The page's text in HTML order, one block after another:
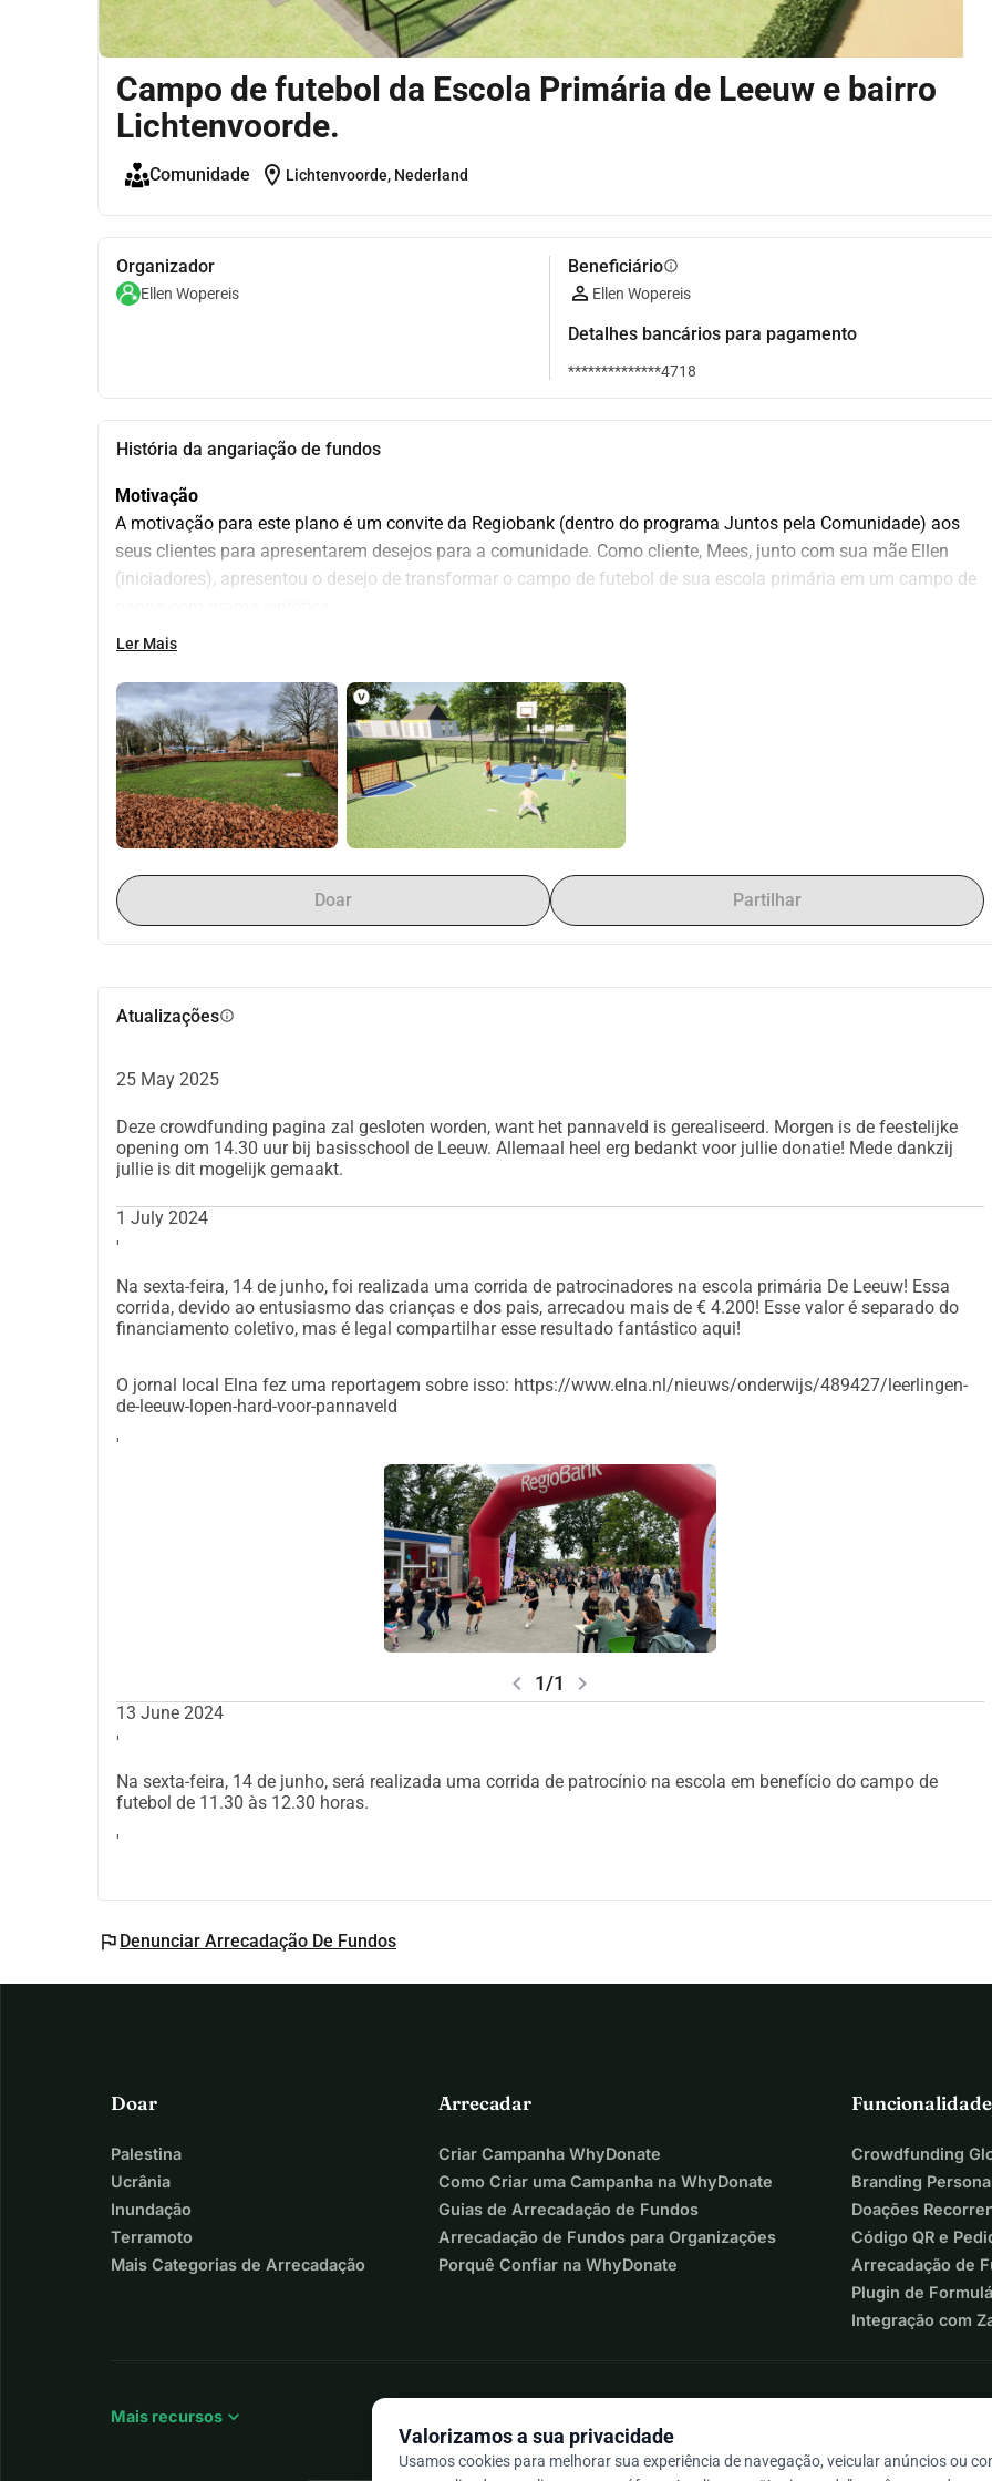
Campo de futebol da Escola Primária de Leeuw e bairro
Lichtenvoorde.
Comunidade location_on Lichtenvoorde, Nederland
Organizador
Ellen Wopereis
Beneficiárioinfo
Ellen Wopereis
Detalhes bancários para pagamento
**************4718
História da angariação de fundos
Motivação
A motivação para este plano é um convite da Regiobank (dentro do programa Juntos pela Comunidade) aos
seus clientes para apresentarem desejos para a comunidade. Como cliente, Mees, junto com sua mãe Ellen
(iniciadores), apresentou o desejo de transformar o campo de futebol de sua escola primária em um campo de
Para realizar o campo, será necessário arrecadar dinheiro. Através de subsídios, patrocinadores, crowdfunding
Como mencionado anteriormente, trata-se de um desejo comunitário. A intenção é que o que for realizado
contribua para a qualidade de vida na comunidade. Acreditamos que isso será o caso, pois o campo de panna
é um ótimo espaço de lazer para os jovens nas proximidades da escola. Um campo desse tipo ainda não existe
nesta área de Lichtenvoorde. Além disso, o campo também pode ser utilizado para aulas de educação física
para os alunos da escola primária.
Situação atual
A situação atual é que o campo está sendo usado como campo de futebol para os alunos do ensino
fundamental e, durante o outono e inverno, em dias de mau tempo, não é utilizável devido ao solo lamacento
(lama, etc.). Ao transformá-lo em um campo de panna com grama sintética, será possível utilizá-lo por um
A colaboração com a escola primária de Leeuw é muito importante para a realização deste projeto. Eles estão
utilizada como um canal de comunicação para ouvir o que pensavam sobre a iniciativa.
realização deste projeto. O trabalho com jovens Mazzel também está envolvido no projeto e ajuda sempre que
necessário.
entusiasmados com a iniciativa cidadã e, além de estimular o esporte e a atividade física, também desejam
contribuir financeiramente para a realização do projeto.
Para a realização do campo de panna, é necessário um total de aproximadamente 50.000,-. Queremos verificar
se é possível reduzir o valor executando algumas tarefas nós mesmos. Para isso, ainda precisamos levantar
Mees ficaria muito feliz se este projeto puder ser realizado e se os alunos da escola e as crianças da
comunidade (fora do horário escolar) puderem desfrutar do campo de panna com muito prazer.
Ler Mais
Doar Partilhar
Atualizaçõesinfo
25 May 2025
Deze crowdfunding pagina zal gesloten worden, want het pannaveld is gerealiseerd. Morgen is de feestelijke
opening om 14.30 uur bij basisschool de Leeuw. Allemaal heel erg bedankt voor jullie donatie! Mede dankzij
jullie is dit mogelijk gemaakt.
1 July 2024
'
Na sexta-feira, 14 de junho, foi realizada uma corrida de patrocinadores na escola primária De Leeuw! Essa
corrida, devido ao entusiasmo das crianças e dos pais, arrecadou mais de € 4.200! Esse valor é separado do
financiamento coletivo, mas é legal compartilhar esse resultado fantástico aqui!
O jornal local Elna fez uma reportagem sobre isso: https://www.elna.nl/nieuws/onderwijs/489427/leerlingen-
de-leeuw-lopen-hard-voor-pannaveld
'
chevron_left 1/1 chevron_right
13 June 2024
'
Na sexta-feira, 14 de junho, será realizada uma corrida de patrocínio na escola em benefício do campo de
futebol de 11.30 às 12.30 horas.
'
flag Denunciar Arrecadação De Fundos
Doar
Palestina
Ucrânia
Inundação
Terramoto
Mais Categorias de Arrecadação
Arrecadar
Criar Campanha WhyDonate
Como Criar uma Campanha na WhyDonate
Guias de Arrecadação de Fundos
Arrecadação de Fundos para Organizações
Porquê Confiar na WhyDonate
Crowdfunding
Branding
Doações
Código QR e
Arrecadação de
Plugin de
Integração com
Mais recursos expand_more
Valorizamos a sua privacidade
Usamos cookies para melhorar sua experiência de navegação, veicular anúncios ou